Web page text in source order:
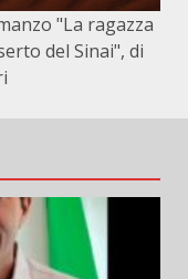
"La ragazza
del Sinai", di